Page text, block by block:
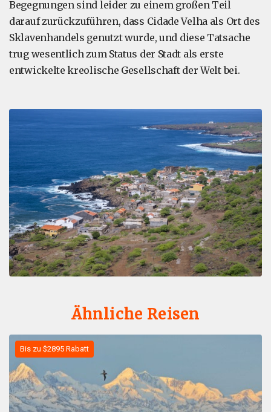
Begegnungen sind leider zu einem großen Teil
darauf zurückzuführen, dass Cidade Velha als Ort des
Sklavenhandels genutzt wurde, und diese Tatsache
trug wesentlich zum Status der Stadt als erste
entwickelte kreolische Gesellschaft der Welt bei.
Ähnliche Reisen
Bis zu $2895 Rabatt